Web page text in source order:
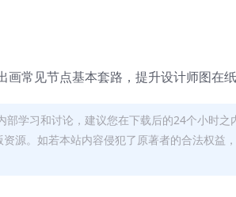
常见节点基本套路，提升设计师图在纸
学习和讨论，建议您在下载后的24个小时之
源。如若本站内容侵犯了原著者的合法权益